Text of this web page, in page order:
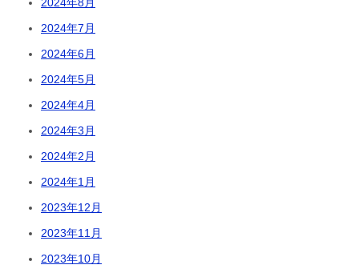
2024年7月
2024年6月
2024年5月
2024年4月
2024年3月
2024年2月
2024年1月
2023年12月
2023年11月
2023年10月